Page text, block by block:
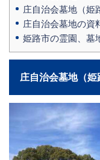
庄自治会墓地（姫
庄自治会墓地の資
姫路市の霊園、墓
庄自治会墓地（